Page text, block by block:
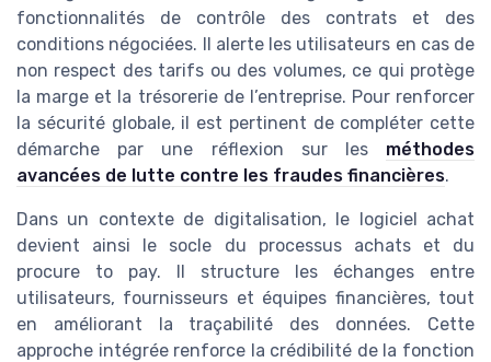
fonctionnalités de contrôle des contrats et des
conditions négociées. Il alerte les utilisateurs en cas de
non respect des tarifs ou des volumes, ce qui protège
la marge et la trésorerie de l’entreprise. Pour renforcer
la sécurité globale, il est pertinent de compléter cette
démarche par une réflexion sur les méthodes
avancées de lutte contre les fraudes financières.
Dans un contexte de digitalisation, le logiciel achat
devient ainsi le socle du processus achats et du
procure to pay. Il structure les échanges entre
utilisateurs, fournisseurs et équipes financières, tout
en améliorant la traçabilité des données. Cette
approche intégrée renforce la crédibilité de la fonction